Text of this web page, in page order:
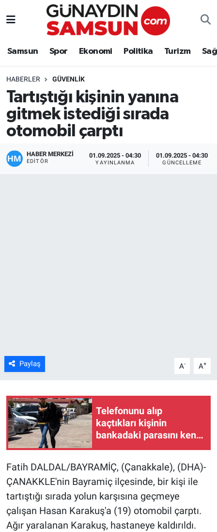
Samsun Spor Ekonomi Politika Turizm
HABERLER GÜVENLIK
Tartıştığı kişinin yanına
gitmek istediği sırada
otomobil çarptı
HABER MERKEZİ
EDITÖR
01.09.2025 - 04:30
YAYINLANMA
01.09.2025 - 04:30
GÜNCELLEME
Paylaş A- A+
Telefonunu alıp
kaçtıkları kişinin
bankadaki parasını kendi
hesaplarına aktardılar: 4
tutuklama
Fatih DALDAL/BAYRAMİÇ, (Çanakkale), (DHA)-
ÇANAKKLE'nin Bayramiç ilçesinde, bir kişi ile
tartıştığı sırada yolun karşısına geçmeye
çalışan Hasan Karakuş'a (19) otomobil çarptı.
Ağır yaralanan Karakuş, hastaneye kaldırıldı.
Samsun
Politika
Turizm
Sağlık
Nöbetçi Eczaneler
Süper Lig Puan Durumu ve Fikstür
Tüm Manşetler
Son Dakika Haberleri